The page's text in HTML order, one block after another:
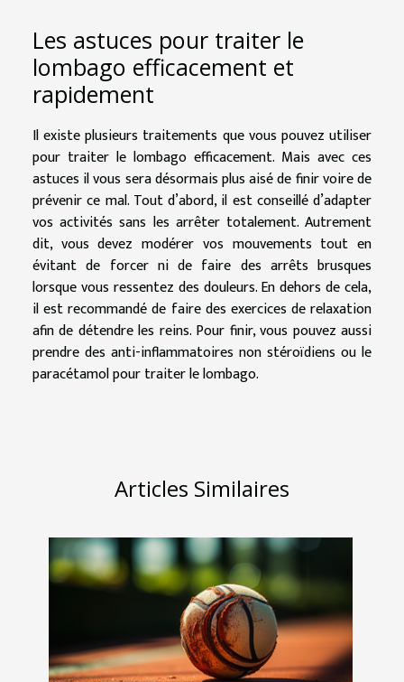
Les astuces pour traiter le
lombago efficacement et
rapidement
Il existe plusieurs traitements que vous pouvez utiliser
pour traiter le lombago efficacement. Mais avec ces
astuces il vous sera désormais plus aisé de finir voire de
prévenir ce mal. Tout d’abord, il est conseillé d’adapter
vos activités sans les arrêter totalement. Autrement
dit, vous devez modérer vos mouvements tout en
évitant de forcer ni de faire des arrêts brusques
lorsque vous ressentez des douleurs. En dehors de cela,
il est recommandé de faire des exercices de relaxation
afin de détendre les reins. Pour finir, vous pouvez aussi
prendre des anti-inflammatoires non stéroïdiens ou le
paracétamol pour traiter le lombago.
Articles Similaires